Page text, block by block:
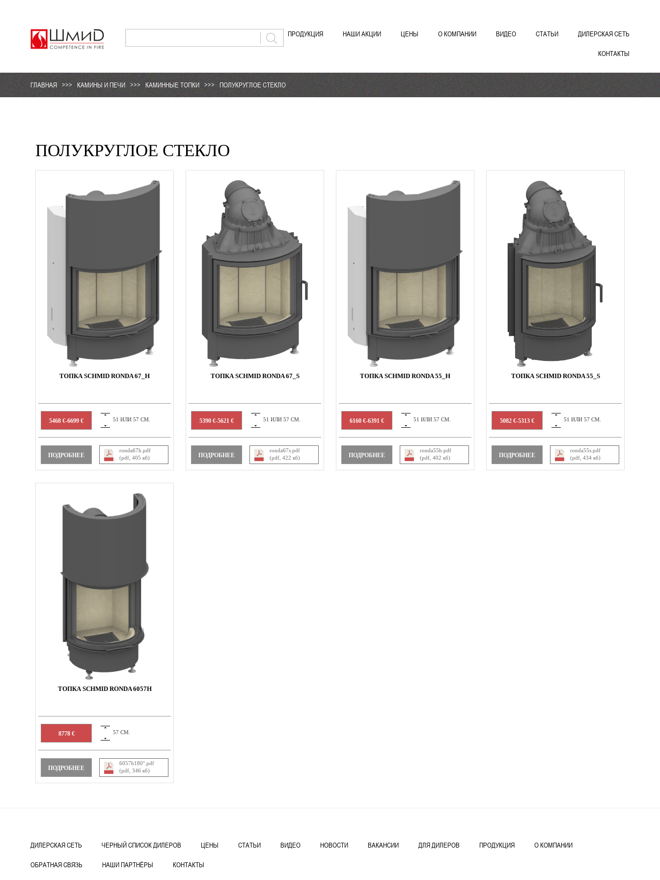
ПРОДУКЦИЯ НАШИ АКЦИИ ЦЕНЫ О КОМПАНИИ ВИДЕО СТАТЬИ ДИЛЕРСКАЯ СЕТЬ
КОНТАКТЫ
ГЛАВНАЯ >>> КАМИНЫ И ПЕЧИ >>> КАМИННЫЕ ТОПКИ >>> ПОЛУКРУГЛОЕ СТЕКЛО
ПОЛУКРУГЛОЕ СТЕКЛО
ТОПКА SCHMID RONDA 67_H
5468 €-6699 € 51 ИЛИ 57 СМ.
ПОДРОБНЕЕ
ronda67h.pdf
(pdf, 405 кб)
ТОПКА SCHMID RONDA 67_S
5390 €-5621 € 51 ИЛИ 57 СМ.
ПОДРОБНЕЕ
ronda67s.pdf
(pdf, 422 кб)
ТОПКА SCHMID RONDA 55_H
6160 €-6391 € 51 ИЛИ 57 СМ.
ПОДРОБНЕЕ
ronda55h.pdf
(pdf, 402 кб)
ТОПКА SCHMID RONDA 55_S
5082 €-5313 € 51 ИЛИ 57 СМ.
ПОДРОБНЕЕ
ronda55s.pdf
(pdf, 434 кб)
ТОПКА SCHMID RONDA 6057H
8778 € 57 СМ.
ПОДРОБНЕЕ
6057h180°.pdf
(pdf, 346 кб)
ДИЛЕРСКАЯ СЕТЬ ЧЕРНЫЙ СПИСОК ДИЛЕРОВ ЦЕНЫ СТАТЬИ ВИДЕО НОВОСТИ ВАКАНСИИ ДЛЯ ДИЛЕРОВ ПРОДУКЦИЯ О КОМПАНИИ
ОБРАТНАЯ СВЯЗЬ НАШИ ПАРТНЁРЫ КОНТАКТЫ